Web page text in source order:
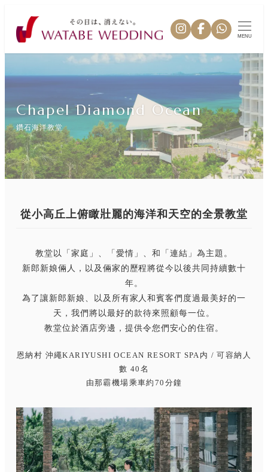
MENU
Chapel Diamond Ocean
鑽石海洋教堂
從小高丘上俯瞰壯麗的海洋和天空的全景教堂
教堂以「家庭」、「愛情」、和「連結」為主題。
新郎新娘倆人，以及倆家的歷程將從今以後共同持續數十
年。
為了讓新郎新娘、以及所有家人和賓客們度過最美好的一
天，我們將以最好的款待來照顧每一位。
教堂位於酒店旁邊，提供令您們安心的住宿。
恩納村 沖繩KARIYUSHI OCEAN RESORT SPA内 / 可容納人
數 40名
由那霸機場乘車約70分鐘